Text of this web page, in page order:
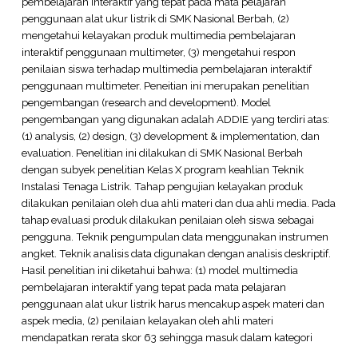
penggunaan alat ukur listrik di SMK Nasional Berbah, (2)
mengetahui kelayakan produk multimedia pembelajaran
interaktif penggunaan multimeter, (3) mengetahui respon
penilaian siswa terhadap multimedia pembelajaran interaktif
penggunaan multimeter. Peneitian ini merupakan penelitian
pengembangan (research and development). Model
pengembangan yang digunakan adalah ADDIE yang terdiri atas:
(1) analysis, (2) design, (3) development & implementation, dan
evaluation. Penelitian ini dilakukan di SMK Nasional Berbah
dengan subyek penelitian Kelas X program keahlian Teknik
Instalasi Tenaga Listrik. Tahap pengujian kelayakan produk
dilakukan penilaian oleh dua ahli materi dan dua ahli media. Pada
tahap evaluasi produk dilakukan penilaian oleh siswa sebagai
pengguna. Teknik pengumpulan data menggunakan instrumen
angket. Teknik analisis data digunakan dengan analisis deskriptif.
Hasil penelitian ini diketahui bahwa: (1) model multimedia
pembelajaran interaktif yang tepat pada mata pelajaran
penggunaan alat ukur listrik harus mencakup aspek materi dan
aspek media, (2) penilaian kelayakan oleh ahli materi
mendapatkan rerata skor 63 sehingga masuk dalam kategori